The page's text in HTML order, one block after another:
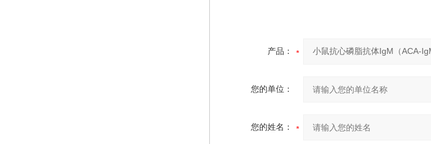
产品：
您的单位：
您的姓名：